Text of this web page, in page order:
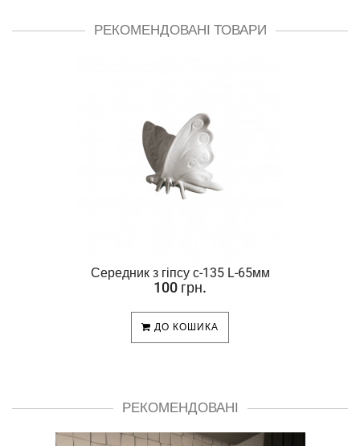
РЕКОМЕНДОВАНІ ТОВАРИ
Середник з гіпсу с-135 L-65мм
100 грн.
ДО КОШИКА
РЕКОМЕНДОВАНІ